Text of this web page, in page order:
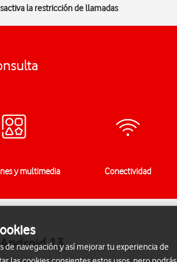
la restricción de llamadas
y multimedia Conectividad
13
de navegación y así mejorar tu experiencia de